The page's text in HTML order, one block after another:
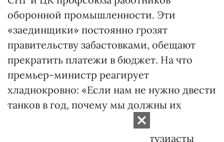
оборонной промышленности. Эти
«заединщики» постоянно грозят
правительству забастовками, обещают
прекратить платежи в бюджет. На что
премьер-министр реагирует
хладнокровно: «Если нам не нужно двести
танков в год, почему мы должны их
Дожмут ли правительство энтузиасты